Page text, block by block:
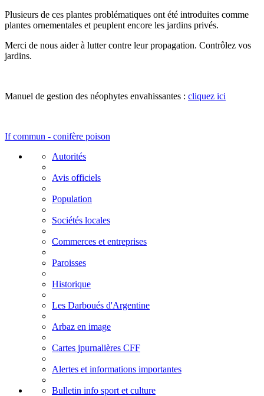
Plusieurs de ces plantes problématiques ont été introduites comme
plantes ornementales et peuplent encore les jardins privés.
Merci de nous aider à lutter contre leur propagation. Contrôlez vos
jardins.
Manuel de gestion des néophytes envahissantes : cliquez ici
If commun - conifère poison
Autorités
Avis officiels
Population
Sociétés locales
Commerces et entreprises
Paroisses
Historique
Les Darboués d'Argentine
Arbaz en image
Cartes jpurnalières CFF
Alertes et informations importantes
Bulletin info sport et culture